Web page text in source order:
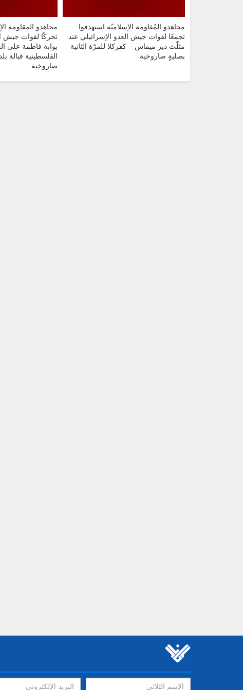
مجاهدو المُقاومة الإسلاميّة استهدفوا
تجمعًا لقوات جيش العدو الإسرائيلي عند
مثلّث دير ميماس – كفركلا للمرّة الثانية
بصليةٍ صاروخية
مجاهدو المقاومة
تحركًا لقوات جيش
بوابة فاطمة على
الفلسطينية قبالة
صاروخية